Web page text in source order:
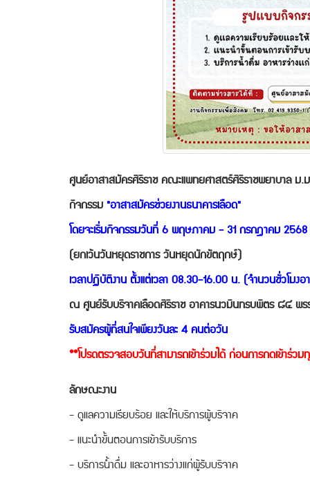
ศูนย์อาสาสมัครศิริราช คณะแพทยศาสตร์ศิริราชพยาบาล
กิจกรรม"อาสาสมัครช่วยงานธนาคารเลือด"
โดยจะเริ่มกิจกรรมวันที่ 6 พฤษภาคม - 31 กรกฎาคม 2568
(ยกเว้นวันหยุดราชการ วันหยุดนักขัตฤกษ์)
เวลาปฏิบัติงาน ตั้งแต่เวลา 08.30-16.00 น. (จำนวนชั่วโมง
ณ ศูนย์รับบริจาคเลือดศิริราช อาคารนวมินทรบพิตร ๘๔ พ
รับสมัครผู้ที่สนใจเพียงวันละ 4 คนต่อวัน
**โปรดตรวจสอบวันที่สามารถเข้าร่วมได้ ก่อนการกดเข้าร่วม
ลักษณะงาน
- ดูแลความเรียบร้อย และให้บริการผู้บริจาค
- แนะนำขั้นตอนการเข้ารับบริการ
- บริการน้ำดื่ม และอาหารว่างแก่ผู้รับบริจาค